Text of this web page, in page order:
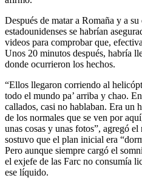
Después de matar a Romaña y a
estadounidenses se habrían
videos para comprobar que,
Unos 20 minutos después, habría
donde ocurrieron los hechos.
“Ellos llegaron corriendo al
todo el mundo pa’ arriba y chao.
callados, casi no hablaban. Era un
de los normales que se ven por
unas cosas y unas fotos”, agregó
sostuvo que el plan inicial era
Pero aunque siempre cargó el
el exjefe de las Farc no consumía
ese líquido.